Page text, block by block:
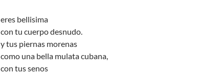
eres bellisima
con tu cuerpo desnudo.
y tus piernas morenas
como una bella mulata cubana,
con tus senos